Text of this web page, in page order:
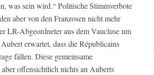
was sein wird.“ Politische Stimmverbote
aber von den Franzosen nicht mehr
LR-Abgeordneter aus dem Vaucluse um
erwartet, dass die Républicains
fällen. Diese gemeinsame
offensichtlich nichts an Auberts